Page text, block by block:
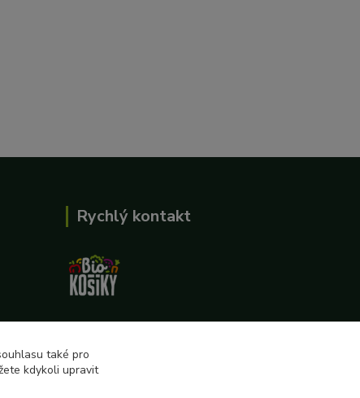
Rychlý kontakt
727 862 655, 737 283 505
8:00-15:30
také pro
kdykoli upravit